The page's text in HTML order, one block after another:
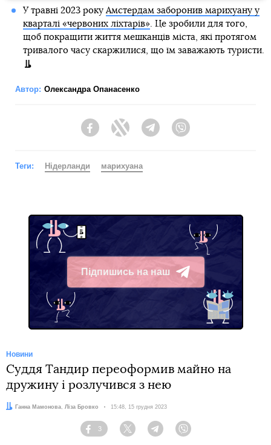
У травні 2023 рокуАмстердам заборонив марихуану у
кварталі «червоних ліхтарів». Це зробили для того,
щоб покращити життя мешканців міста, які протягом
тривалого часу скаржилися, що їм заважають туристи.
Автор: Олександра Опанасенко
FacebookTwitter Telegram
Теги: Нідерланди марихуана
Підпишись на наш
Telegram
Новини
Суддя Тандир переоформив майно на
дружину і розлучився з нею
Автори:
Ганна Мамонова, Ліза Бровко Дата:
15:48, 15 грудня 2023
Facebook
3
Twitter TelegramViber